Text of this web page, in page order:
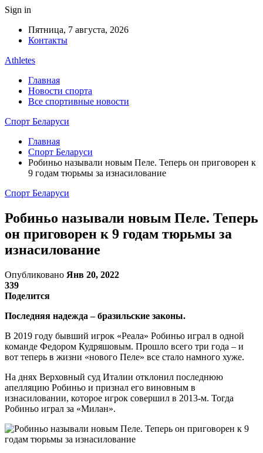
Sign in
Пятница, 7 августа, 2026
Контакты
Athletes
Главная
Новости спорта
Все спортивные новости
Спорт Беларуси
Главная
Спорт Беларуси
Робиньо называли новым Пеле. Теперь он приговорен к
9 годам тюрьмы за изнасилование
Спорт Беларуси
Робиньо называли новым Пеле. Теперь
он приговорен к 9 годам тюрьмы за
изнасилование
Опубликовано Янв 20, 2022
339
Поделится
Последняя надежда – бразильские законы.
В 2019 году бывший игрок «Реала» Робиньо играл в одной
команде Федором Кудряшовым. Прошло всего три года – и
вот теперь в жизни «нового Пеле» все стало намного хуже.
На днях Верховный суд Италии отклонил последнюю
апелляцию Робиньо и признал его виновным в
изнасиловании, которое игрок совершил в 2013-м. Тогда
Робиньо играл за «Милан».